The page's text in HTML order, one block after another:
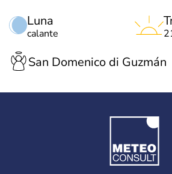
Luna
calante
San Domenico di Guzmán